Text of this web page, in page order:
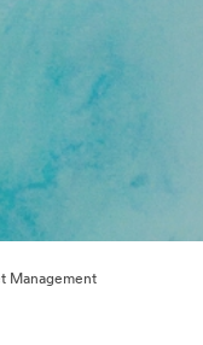
Management